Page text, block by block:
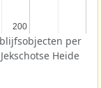
200
200
per
Heide